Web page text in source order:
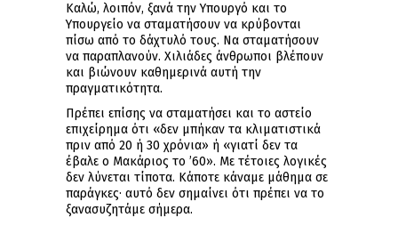
Καλώ, λοιπόν, ξανά την Υπουργό και το
Υπουργείο να σταματήσουν να κρύβονται
πίσω από το δάχτυλό τους. Να σταματήσουν
να παραπλανούν. Χιλιάδες άνθρωποι βλέπουν
και βιώνουν καθημερινά αυτή την
πραγματικότητα.
Πρέπει επίσης να σταματήσει και το αστείο
επιχείρημα ότι «δεν μπήκαν τα κλιματιστικά
πριν από 20 ή 30 χρόνια» ή «γιατί δεν τα
έβαλε ο Μακάριος το ’60». Με τέτοιες λογικές
δεν λύνεται τίποτα. Κάποτε κάναμε μάθημα σε
παράγκες· αυτό δεν σημαίνει ότι πρέπει να το
ξανασυζητάμε σήμερα.